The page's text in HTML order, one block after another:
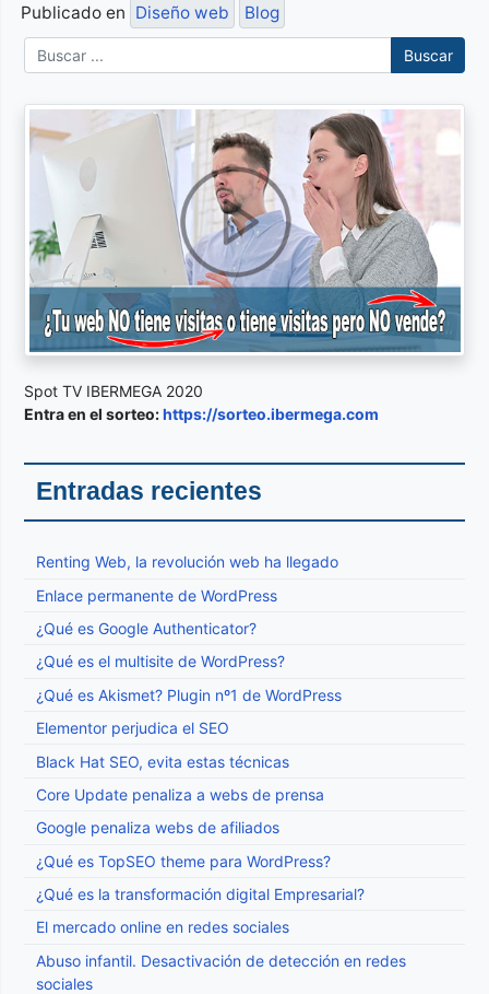
Publicado en Diseño web Blog
Buscar
Spot TV IBERMEGA 2020
Entra en el sorteo:https://sorteo.ibermega.com
Entradas recientes
Renting Web, la revolución web ha llegado
Enlace permanente de WordPress
¿Qué es Google Authenticator?
¿Qué es el multisite de WordPress?
¿Qué es Akismet? Plugin nº1 de WordPress
Elementor perjudica el SEO
Black Hat SEO, evita estas técnicas
Core Update penaliza a webs de prensa
Google penaliza webs de afiliados
¿Qué es TopSEO theme para WordPress?
¿Qué es la transformación digital Empresarial?
El mercado online en redes sociales
Abuso infantil. Desactivación de detección en redes
sociales